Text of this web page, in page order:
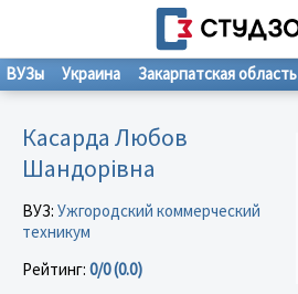
ВУЗы Украина Закарпатская область
Касарда Любов
Шандорівна
ВУЗ: Ужгородский коммерческий
техникум
Рейтинг: 0/0 (0.0)